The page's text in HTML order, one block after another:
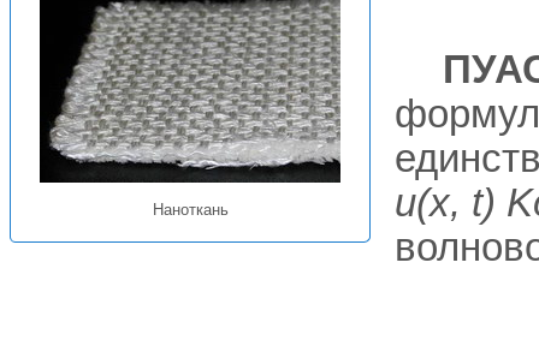
Наноткань
и(х, t)